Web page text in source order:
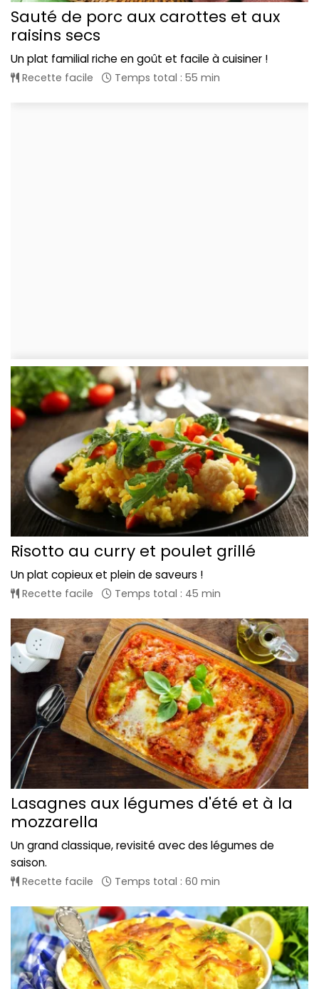
Sauté de porc aux carottes et aux
raisins secs
Un plat familial riche en goût et facile à cuisiner !
Recette facile Temps total : 55 min
Risotto au curry et poulet grillé
Un plat copieux et plein de saveurs !
Recette facile Temps total : 45 min
Lasagnes aux légumes d'été et à la
mozzarella
Un grand classique, revisité avec des légumes de
saison.
Recette facile Temps total : 60 min